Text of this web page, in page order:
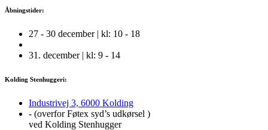
Åbningstider:
27 - 30 december | kl: 10 - 18
31. december | kl: 9 - 14
Kolding Stenhuggeri:
Industrivej 3, 6000 Kolding
- (overfor Føtex syd’s udkørsel )
ved Kolding Stenhugger